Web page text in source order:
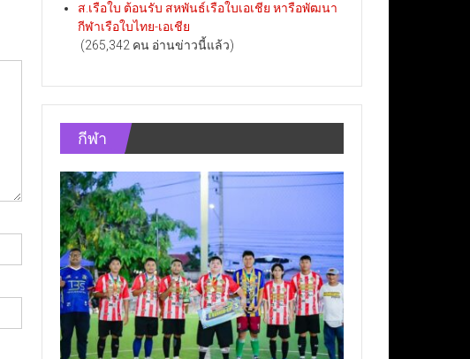
ส.เรือใบ ต้อนรับ สหพันธ์เรือใบเอเชีย หารือพัฒนา
กีฬาเรือใบไทย-เอเชีย
(265,342 คน อ่านข่าวนี้แล้ว)
กีฬา